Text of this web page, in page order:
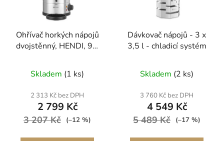
Ohřívač horkých nápojů
dvojstěnný, HENDI, 9L,
Skladem (1 ks)
2 313 Kč bez DPH
2 799 Kč
3 207 Kč (–12 %)
Dávkovač nápojů - 3 x
3,5 l - chladicí systém
Skladem (2 ks)
3 760 Kč bez DPH
4 549 Kč
5 489 Kč (–17 %)